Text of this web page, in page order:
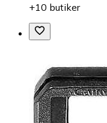
+10 butiker